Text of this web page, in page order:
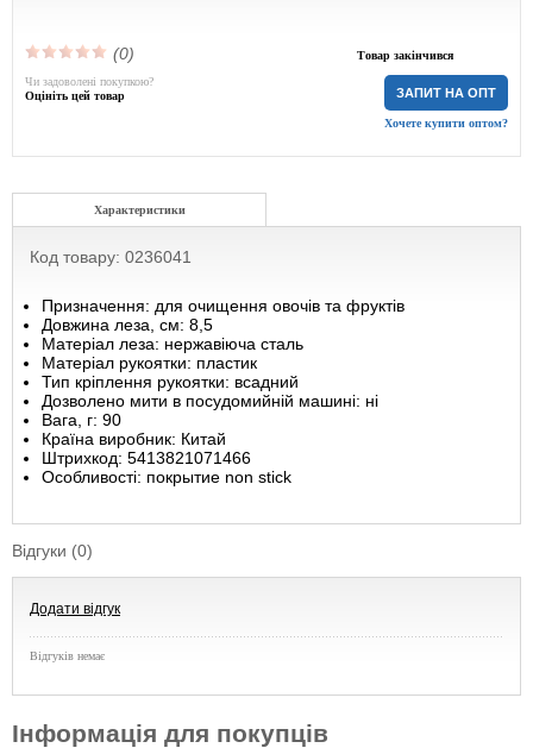
(0) Товар закінчився
ЗАПИТ НА ОПТ
Хочете купити оптом?
Чи задоволені покупкою?
Оцініть цей товар
Характеристики
Код товару: 0236041
Призначення: для очищення овочів та фруктів
Довжина леза, см: 8,5
Матеріал леза: нержавіюча сталь
Матеріал рукоятки: пластик
Тип кріплення рукоятки: всадний
Дозволено мити в посудомийній машині: ні
Вага, г: 90
Країна виробник: Китай
Штрихкод: 5413821071466
Особливості: покрытие non stick
Відгуки (0)
Додати відгук
Відгуків немає
Інформація для покупців